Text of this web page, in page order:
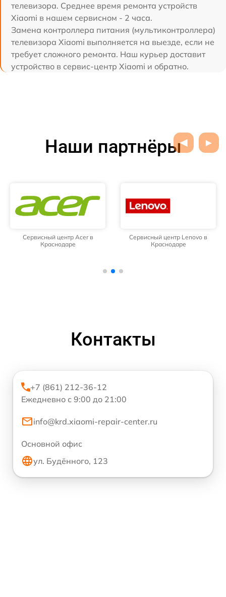
телевизора. Среднее время ремонта устройств
Xiaomi в нашем сервисном - 2 часа.
Замена контроллера питания (мультиконтроллера)
телевизора Xiaomi выполняется на выезде, если не
требует сложного ремонта. Наш курьер доставит
устройство в сервис-центр Xiaomi и обратно.
Наши партнёры
Сервисный центр Acer в
Краснодаре
Сервисный центр Lenovo в
Краснодаре
Контакты
+7 (861) 212-36-12
Ежедневно с 9:00 до 21:00
info@krd.xiaomi-repair-center.ru
Основной офис
ул. Будённого, 123